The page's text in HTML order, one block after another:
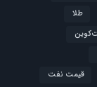
طلا
قیمت نفت